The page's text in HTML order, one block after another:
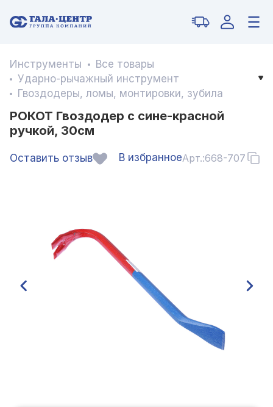
Инструменты
Все товары
Ударно-рычажный инструмент
Гвоздодеры, ломы, монтировки, зубила
РОКОТ Гвоздодер с сине-красной
ручкой, 30см
Оставить отзыв В избранноеАрт.:668-707